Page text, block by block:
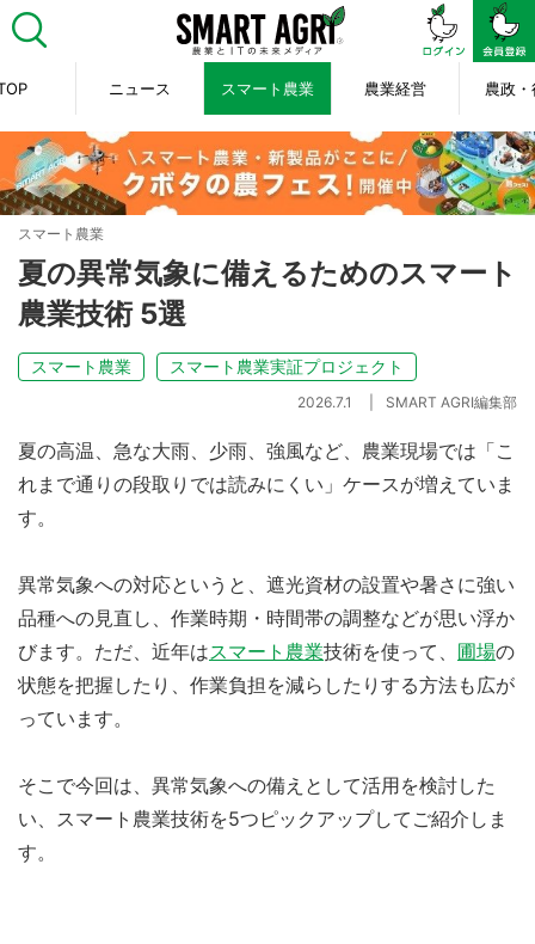
ニュース スマート農業 農業経営 農政・
スマート農業
夏の異常気象に備えるためのスマート
農業技術 5選
スマート農業 スマート農業実証プロジェクト
2026.7.1 SMART AGRI編集部
夏の高温、急な大雨、少雨、強風など、農業現場では「こ
れまで通りの段取りでは読みにくい」ケースが増えていま
す。
異常気象への対応というと、遮光資材の設置や暑さに強い
品種への見直し、作業時期・時間帯の調整などが思い浮か
びます。ただ、近年はスマート農業技術を使って、 圃場の
状態を把握したり、作業負担を減らしたりする方法も広が
っています。
そこで今回は、異常気象への備えとして活用を検討した
い、スマート農業技術を5つピックアップしてご紹介しま
す。